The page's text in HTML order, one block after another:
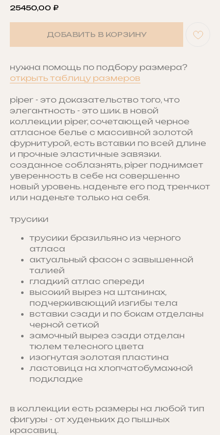
25450,00 ₽
ДОБАВИТЬ В КОРЗИНУ
нужна помощь по подбору размера?
открыть таблицу размеров
piper - это доказательство того, что
элегантность - это шик. в новой
коллекции piper, сочетающей черное
атласное белье с массивной золотой
фурнитурой, есть вставки по всей длине
и прочные эластичные завязки.
созданное соблазнять, piper поднимает
уверенность в себе на совершенно
новый уровень. наденьте его под тренчкот
или наденьте только на себя.
трусики
трусики бразильяно из черного
атласа
актуальный фасон с завышенной
талией
гладкий атлас спереди
высокий вырез на штанинах,
подчеркивающий изгибы тела
вставки сзади и по бокам отделаны
черной сеткой
замочный вырез сзади отделан
тюлем телесного цвета
изогнутая золотая пластина
ластовица на хлопчатобумажной
подкладке
в коллекции есть размеры на любой тип
фигуры - от худеньких до пышных
красавиц.